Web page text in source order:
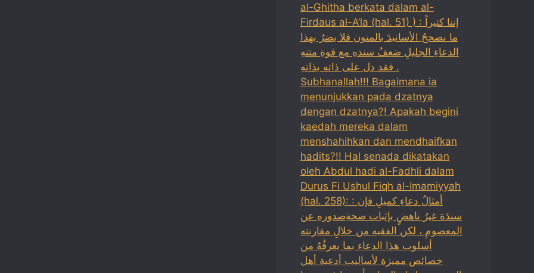
al-Ghitha berkata dalam al-
Firdaus al-A’la (hal. 51) ) : إننا كثيراً
ما نصححُ الأسانيدَ بالمتون فلا يضرُ بهذا
الدعاءِ الجليلِ ضعفُ سندهِ مع قوةِ متنهِ
فقد دل على ذاته بذاتهِ .
Subhanallah!!! Bagaimana ia
menunjukkan pada dzatnya
dengan dzatnya?! Apakah begini
kaedah mereka dalam
menshahihkan dan mendhaifkan
hadits?!! Hal senada dikatakan
oleh Abdul hadi al-Fadhli dalam
Durus Fi Ushul Fiqh al-Imamiyyah
(hal. 258): : أمثالُ دعاءِ كميلِ فإن
سندَهَ غيرُ ناهضٍ بإثبات صحةِصدورهِ عن
المعصومِ ، لكن الفقيه من خلالِ مقارنته
أسلوب هذا الدعاء بما يعرفُهُ من
خصائص مميزة لأساليب أدعية أهل